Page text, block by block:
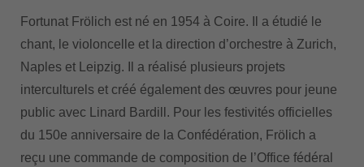
Fortunat Frölich est né en 1954 à Coire. Il a étudié le
chant, le violoncelle et la direction d’orchestre à Zurich,
Naples et Leipzig. Il a réalisé plusieurs projets
interculturels et créé également des œuvres pour jeune
public avec Linard Bardill. Pour les festivités officielles
du 150e anniversaire de la Confédération, Frölich a
reçu une commande de composition de l’Office fédéral